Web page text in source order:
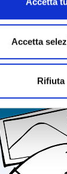
Accetta
Rifiuta